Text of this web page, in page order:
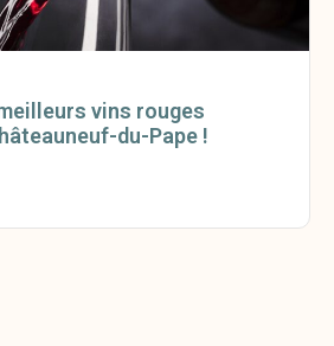
vins rouges
du-Pape !